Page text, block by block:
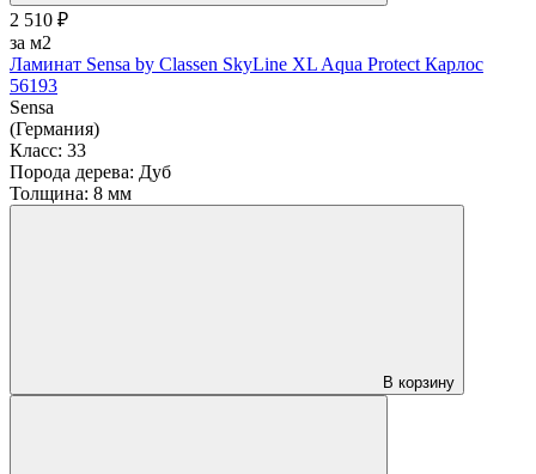
2 510 ₽
за м2
Ламинат Sensa by Classen SkyLine XL Aqua Protect Карлос
56193
Sensa
(Германия)
Класс: 33
Порода дерева: Дуб
Толщина: 8 мм
В корзину